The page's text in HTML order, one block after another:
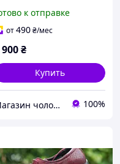
к отправке
от490₴/мес
₴
Купить
Магазин чоловічого взуття Bims.shoes 100%